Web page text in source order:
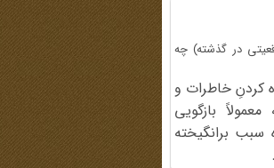
در گذشته) چه
کردنِ خاطرات و
بازگویی
برانگیخته